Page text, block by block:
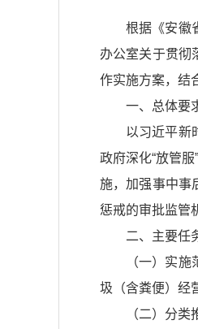
根据 《安
办公室关于贯彻
作实施方案，结
一、总体要
以习近平新
政府深化“放管
施，加强事中事
惩戒的审批监管
二、主要任
（一）实
圾（含粪便）经
（二）分类